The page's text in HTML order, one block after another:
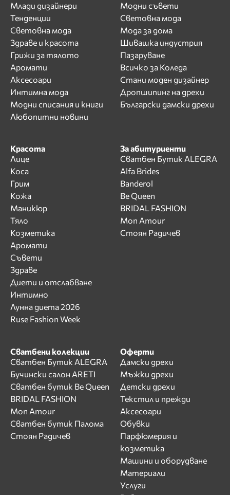
Млади дизайнери
Тенденции
Световна мода
Здраве и красота
Грижи за тялото
Аромати
Аксесоари
Интимна мода
Модни списания и книги
Любопитни новини
Модни съвети
Световна мода
Мода за дома
Шивашка индустрия
Пазаруване
Всичко за Коледа
Стани моден дизайнер
Дропшипинг на дрехи
Български дамски дрехи
Красота
Лице
Коса
Грим
Кожа
Маникюр
Тяло
Козметика
Аромати
Съвети
Здраве
Диети и отслабване
Интимно
Лунна диета 2026
Ruse Fashion Week
За абитуриенти
Сватбен Бутик ALEGRA
Alfa Brides
Banderol
Be Queen
BRIDAL FASHION
Mon Amour
Стоян Радичев
Сватбени колекции
Сватбен Бутик ALEGRA
Бучински салон ARETI
Сватбен бутик Be Queen
BRIDAL FASHION
Mon Amour
Сватбен бутик Палома
Стоян Радичев
Оферти
Дамски дрехи
Мъжки дрехи
Детски дрехи
Текстил и прежди
Аксесоари
Обувки
Парфюмерия и
козметика
Машини и оборудване
Материали
Услуги